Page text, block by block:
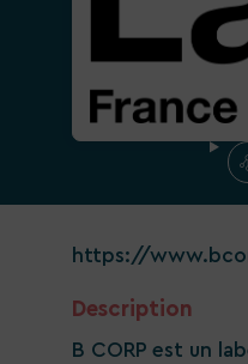
https://
Description
B CORP est un